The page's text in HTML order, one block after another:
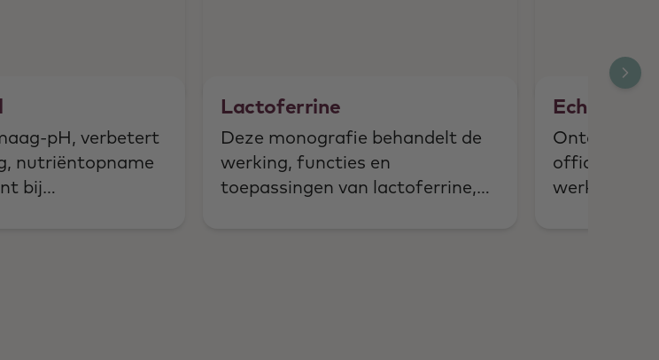
pH, verbetert
nutriëntopname
bij
Lactoferrine
Deze monografie behandelt de
werking, functies en
toepassingen van lactoferrine,
Echte salie
Ontdek de
officinalis: